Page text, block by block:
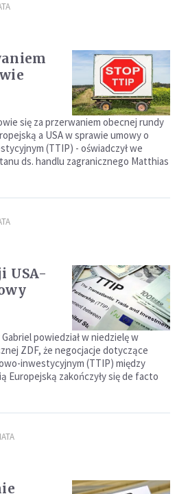
się za przerwaniem obecnej rundy
a USA w sprawie umowy o
(TTIP) - oświadczył we
ds. handlu zagranicznego Matthias
USA-
powiedział w niedzielę w
ZDF, że negocjacje dotyczące
inwestycyjnym (TTIP) między
Europejską zakończyły się de facto